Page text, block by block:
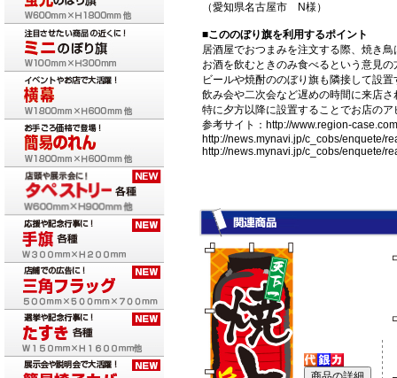
（愛知県名古屋市 N様）
■こののぼり旗を利用するポイント
居酒屋でおつまみを注文する際、焼き
お酒を飲むときのみ食べるという意見
ビールや焼酎ののぼり旗も隣接して設
飲み会や二次会など遅めの時間に来店
特に夕方以降に設置することでお店の
参考サイト：http://www.region-
http://news.mynavi.jp/c_cobs/enquete/
http://news.mynavi.jp/c_cobs/enquete/